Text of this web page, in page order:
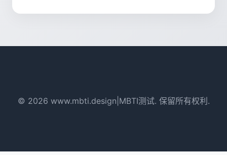
© 2026 www.mbti.design|MBTI测试. 保留所有权利.